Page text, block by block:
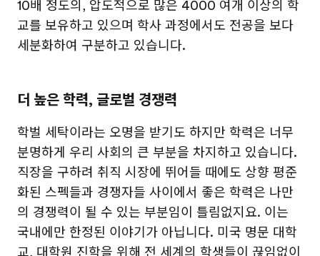
10배 정도의, 압도적으로 많은 4000 여개 이상의 학
교를 보유하고 있으며 학사 과정에서도 전공을 보다
세분화하여 구분하고 있습니다.
더 높은 학력, 글로벌 경쟁력
학벌 세탁이라는 오명을 받기도 하지만 학력은 너무
분명하게 우리 사회의 큰 부분을 차지하고 있습니다.
직장을 구하려 취직 시장에 뛰어들 때에도 상향 평준
화된 스펙들과 경쟁자들 사이에서 좋은 학력은 나만
의 경쟁력이 될 수 있는 부분임이 틀림없지요. 이는
국내에만 한정된 이야기가 아닙니다. 미국 명문 대학
교, 대학원 진학을 위해 전 세계의 학생들이 끊임없이